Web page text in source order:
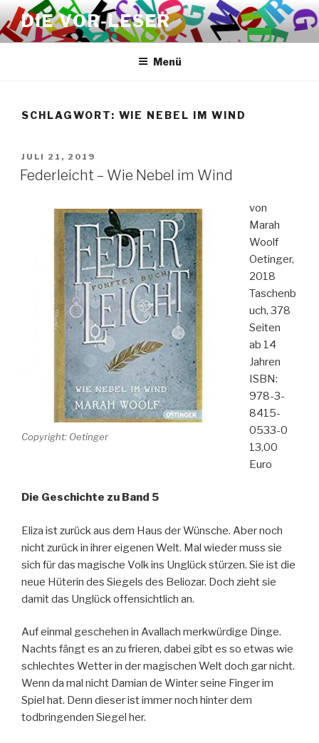
Zum
Inhalt
springen
DIE VOR-LESER
Menü
SCHLAGWORT: WIE NEBEL IM WIND
VERÖFFENTLICHT
AM
JULI 21, 2019
Federleicht – Wie Nebel im Wind
Copyright: Oetinger
von
Marah
Woolf
Oetinger,
2018
Taschenb
uch, 378
Seiten
ab 14
Jahren
ISBN:
978-3-
8415-
0533-0
13,00
Euro
Die Geschichte zu Band 5
Eliza ist zurück aus dem Haus der Wünsche. Aber noch
nicht zurück in ihrer eigenen Welt. Mal wieder muss sie
sich für das magische Volk ins Unglück stürzen. Sie ist die
neue Hüterin des Siegels des Beliozar. Doch zieht sie
damit das Unglück offensichtlich an.
Auf einmal geschehen in Avallach merkwürdige Dinge.
Nachts fängt es an zu frieren, dabei gibt es so etwas wie
schlechtes Wetter in der magischen Welt doch gar nicht.
Wenn da mal nicht Damian de Winter seine Finger im
Spiel hat. Denn dieser ist immer noch hinter dem
todbringenden Siegel her.